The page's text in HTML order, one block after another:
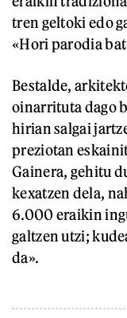
tren geltoki edo
«Hori parodia
Bestalde,
oinarrituta dago
hirian salgai
preziotan
Gainera, gehitu
kexatzen dela,
6.000 eraikin
galtzen utzi;
da».